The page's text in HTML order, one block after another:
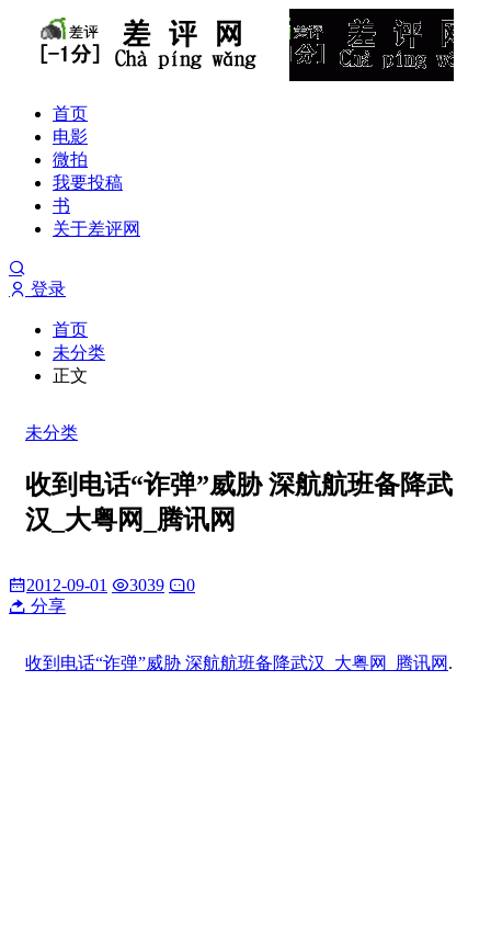
首页
电影
微拍
我要投稿
书
关于差评网
登录
首页
未分类
正文
未分类
收到电话“诈弹”威胁 深航航班备降武
汉_大粤网_腾讯网
2012-09-01 3039
0
分享
收到电话“诈弹”威胁 深航航班备降武汉_大粤网_腾讯网 .